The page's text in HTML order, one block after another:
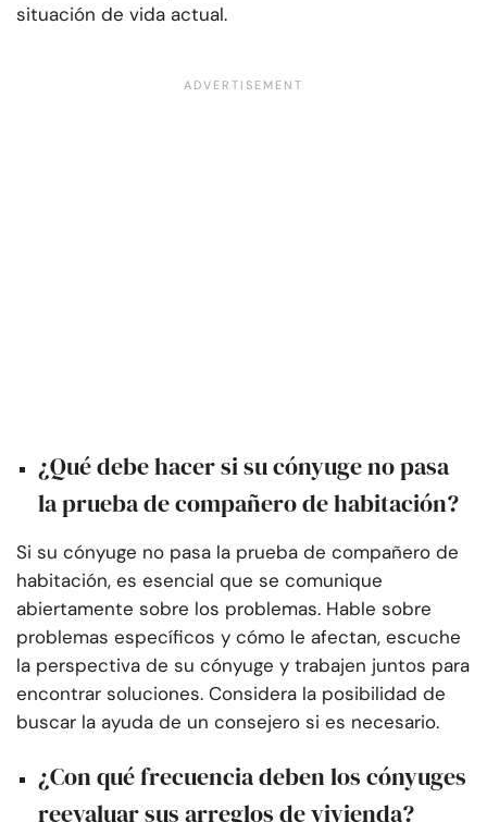
situación de vida actual.
¿Qué debe hacer si su cónyuge no pasa
la prueba de compañero de habitación?
Si su cónyuge no pasa la prueba de compañero de
habitación, es esencial que se comunique
abiertamente sobre los problemas. Hable sobre
problemas específicos y cómo le afectan, escuche
la perspectiva de su cónyuge y trabajen juntos para
encontrar soluciones. Considera la posibilidad de
buscar la ayuda de un consejero si es necesario.
¿Con qué frecuencia deben los cónyuges
reevaluar sus arreglos de vivienda?